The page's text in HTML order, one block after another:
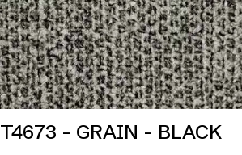
T4673 - GRAIN - BLACK